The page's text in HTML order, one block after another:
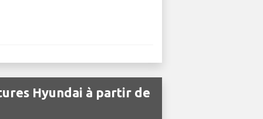
Hyundai à partir de